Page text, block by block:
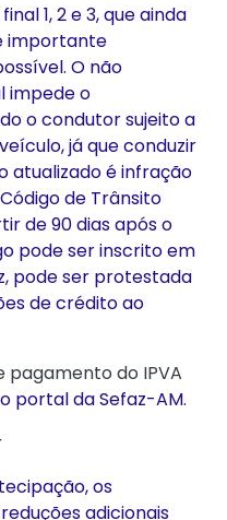
1, 2 e 3, que ainda
importante
O não
impede o
o condutor sujeito a
já que conduzir
atualizado é infração
de Trânsito
de 90 dias após o
pode ser inscrito em
pode ser protestada
de crédito ao
do IPVA
portal da Sefaz-AM.
os
adicionais